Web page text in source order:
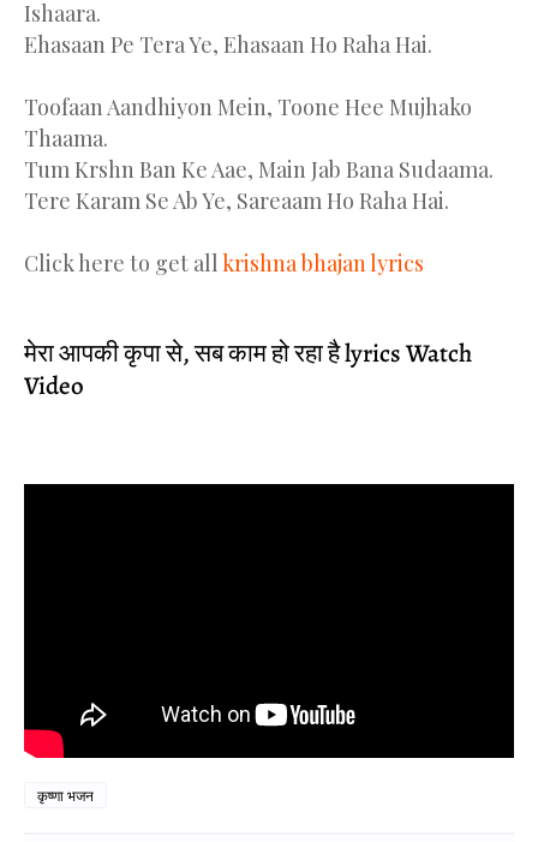
Ishaara.
Ehasaan Pe Tera Ye, Ehasaan Ho Raha Hai.
Toofaan Aandhiyon Mein, Toone Hee Mujhako
Thaama.
Tum Krshn Ban Ke Aae, Main Jab Bana Sudaama.
Tere Karam Se Ab Ye, Sareaam Ho Raha Hai.
Click here to get allkrishna bhajan lyrics
मेरा आपकी कृपा से, सब काम हो रहा है lyrics Watch
Video
कृष्णा भजन